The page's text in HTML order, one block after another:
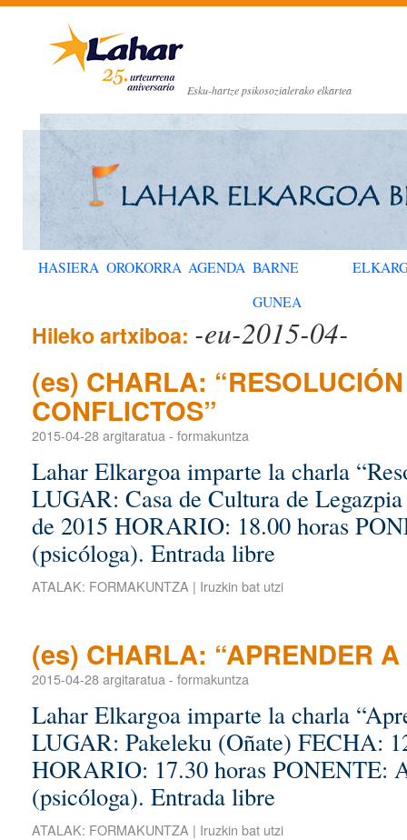
Esku-hartze psikosozialerako elkartea
HASIERA OROKORRA AGENDA BARNE
GUNEA
Hileko artxiboa: -eu-2015-04-
(es) CHARLA:
CONFLICTOS”
2015-04-28argitaratua - formakuntza
Lahar Elkargoa imparte la charla
LUGAR: Casa de Cultura de
de 2015 HORARIO: 18.00 horas
(psicóloga). Entrada libre
ATALAK: FORMAKUNTZA | Iruzkin bat utzi
(es) CHARLA: “APRENDER
2015-04-28argitaratua - formakuntza
Lahar Elkargoa imparte la charla
LUGAR: Pakeleku (Oñate) FECHA:
HORARIO: 17.30 horas PONENTE:
(psicóloga). Entrada libre
ATALAK: FORMAKUNTZA | Iruzkin bat utzi